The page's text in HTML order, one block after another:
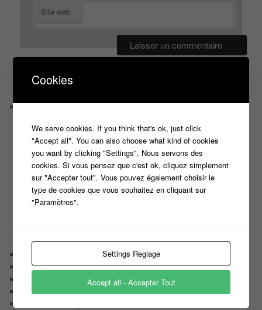
Site web
C’est quoi un directeur de casting ?
Harry
Motus
Slam
C’est quoi un casting ?
Tous les castings
Les 12 coups de midi
N’oubliez Pas Les Paroles
Tout le monde veut prendre sa place
Contact
Le candidat masqué
Cookies
We serve cookies. If you think that's ok, just click
"Accept all". You can also choose what kind of cookies
you want by clicking "Settings". Nous servons des
cookies. Si vous pensez que c'est ok, cliquez simplement
sur "Accepter tout". Vous pouvez également choisir le
type de cookies que vous souhaitez en cliquant sur
"Paramètres".
Settings Reglage
Accept all - Accepter Tout